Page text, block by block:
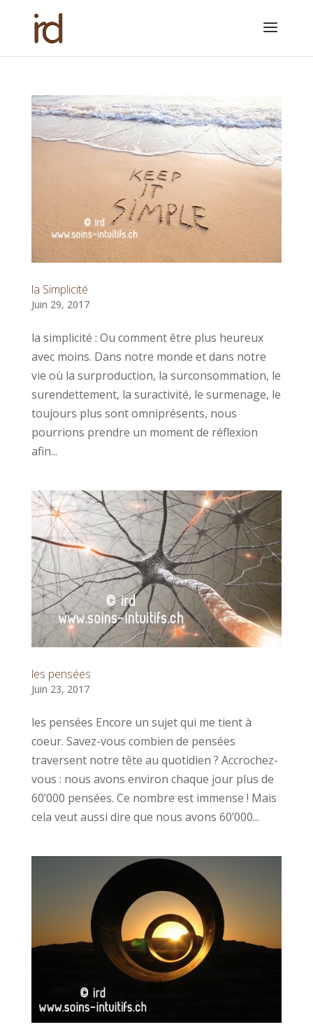
la Simplicité
Juin 29, 2017
la simplicité : Ou comment être plus heureux
avec moins. Dans notre monde et dans notre
vie où la surproduction, la surconsommation, le
surendettement, la suractivité, le surmenage, le
toujours plus sont omniprésents, nous
pourrions prendre un moment de réflexion
afin...
les pensées
Juin 23, 2017
les pensées Encore un sujet qui me tient à
coeur. Savez-vous combien de pensées
traversent notre tête au quotidien ? Accrochez-
vous : nous avons environ chaque jour plus de
60’000 pensées. Ce nombre est immense ! Mais
cela veut aussi dire que nous avons 60’000...